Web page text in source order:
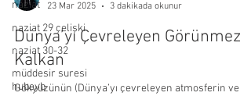
naziat
naziat 29 çelişki
naziat 30-32
müddesir suresi
hubeyb
23 Mar 2025
3 dakikada okunur
Dünya’yı Çevreleyen Görünmez
Kalkan
Gökyüzünün (Dünya’yı çevreleyen atmosferin ve